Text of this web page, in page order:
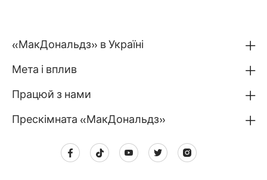
«МакДональдз» в Україні
Мета і вплив
Працюй з нами
Прескімната «МакДональдз»